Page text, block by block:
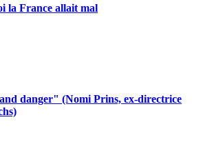
la France allait mal
danger" (Nomi Prins, ex-directrice